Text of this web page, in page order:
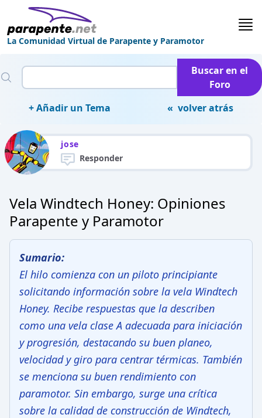
La Comunidad Virtual de Parapente y Paramotor
Buscar en el
Foro
+ Añadir un Tema
« volver atrás
jose
Responder
Vela Windtech Honey: Opiniones
Parapente y Paramotor
Sumario:
El hilo comienza con un piloto principiante
solicitando información sobre la vela Windtech
Honey. Recibe respuestas que la describen
como una vela clase A adecuada para iniciación
y progresión, destacando su buen planeo,
velocidad y giro para centrar térmicas. También
se menciona su buen rendimiento con
paramotor. Sin embargo, surge una crítica
sobre la calidad de construcción de Windtech,